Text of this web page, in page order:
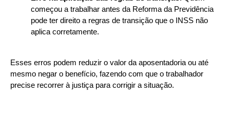
começou a trabalhar antes da Reforma da Previdência
pode ter direito a regras de transição que o INSS não
aplica corretamente.
Esses erros podem reduzir o valor da aposentadoria ou até
mesmo negar o benefício, fazendo com que o trabalhador
precise recorrer à justiça para corrigir a situação.